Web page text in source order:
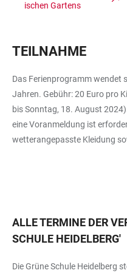
ischen Gartens
TEILNAHME
Das Ferienprogramm wendet
Jahren. Gebühr: 20 Euro pro
bis Sonntag, 18. August
eine Voranmeldung ist
wetterangepasste Kleidung
ALLE TERMINE DER
SCHULE HEIDELBERG'
Die Grüne Schule Heidelberg